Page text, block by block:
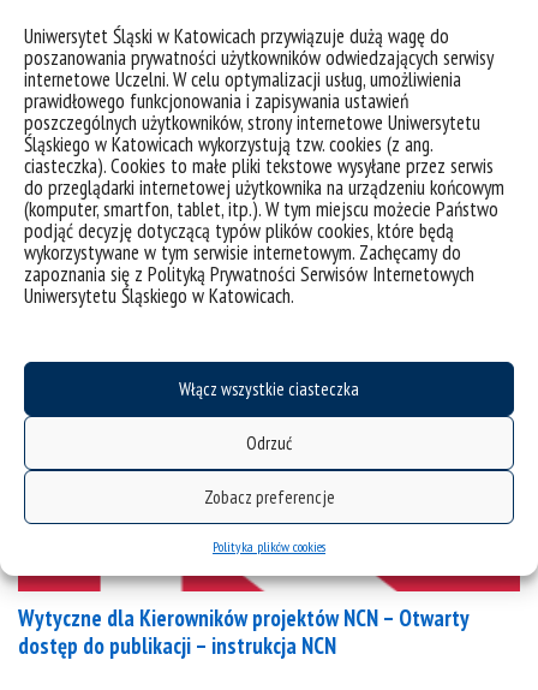
Uniwersytet Śląski w Katowicach przywiązuje dużą wagę do
poszanowania prywatności użytkowników odwiedzających serwisy
internetowe Uczelni. W celu optymalizacji usług, umożliwienia
prawidłowego funkcjonowania i zapisywania ustawień
poszczególnych użytkowników, strony internetowe Uniwersytetu
Śląskiego w Katowicach wykorzystują tzw. cookies (z ang.
ciasteczka). Cookies to małe pliki tekstowe wysyłane przez serwis
do przeglądarki internetowej użytkownika na urządzeniu końcowym
(komputer, smartfon, tablet, itp.). W tym miejscu możecie Państwo
podjąć decyzję dotyczącą typów plików cookies, które będą
wykorzystywane w tym serwisie internetowym. Zachęcamy do
zapoznania się z Polityką Prywatności Serwisów Internetowych
Uniwersytetu Śląskiego w Katowicach.
Włącz wszystkie ciasteczka
Odrzuć
Zobacz preferencje
Polityka plików cookies
pierwszym i jednym z dwóch autorów
korespondencyjnych pracy). Jest to obszerna feature
review (główna praca przeglądowa numeru)
przedstawiająca stan obecny i perspektywy po XX
latach badań z wykorzystaniem modelowego...
kategorie:aktualności
wiadomości
tagi :artykuł brachypodium otwarty dostęp publikacja
Wytyczne dla Kierowników projektów NCN – Otwarty
dostęp do publikacji – instrukcja NCN